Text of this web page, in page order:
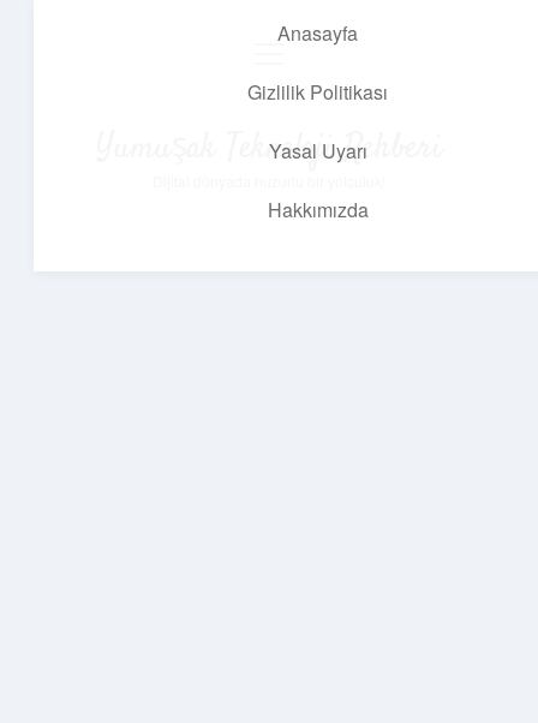
Anasayfa
Gizlilik Politikası
Yasal Uyarı
Hakkımızda
Yumuşak Teknoloji Rehberi